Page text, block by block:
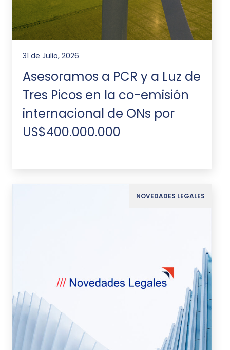
31 de Julio, 2026
Asesoramos a PCR y a Luz de
Tres Picos en la co-emisión
internacional de ONs por
US$400.000.000
NOVEDADES LEGALES